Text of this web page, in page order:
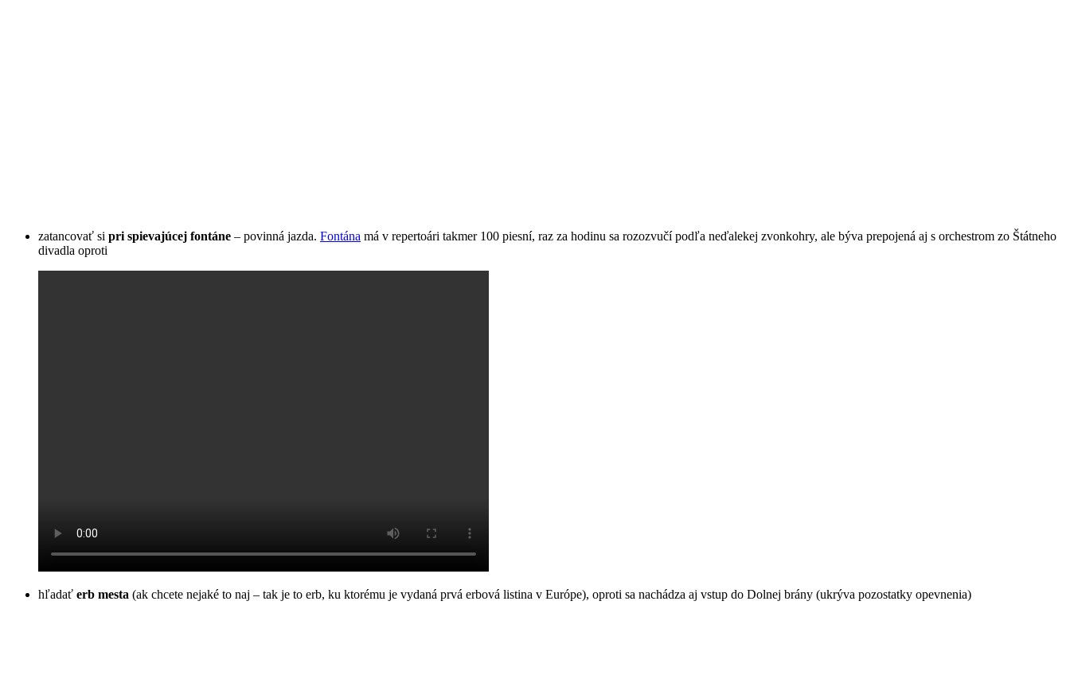
zatancovať si pri spievajúcej fontáne – povinná jazda. Fontána má v repertoári takmer 100 piesní, raz za hodinu sa rozozvučí podľa neďalekej zvonkohry, ale býva prepojená aj s orchestrom zo Štátneho
divadla oproti
hľadať erb mesta (ak chcete nejaké to naj – tak je to erb, ku ktorému je vydaná prvá erbová listina v Európe), oproti sa nachádza aj vstup do Dolnej brány (ukrýva pozostatky opevnenia)